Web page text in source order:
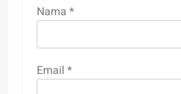
Nama *
Email *